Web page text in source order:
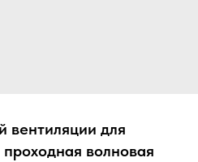
вентиляции для
волновая